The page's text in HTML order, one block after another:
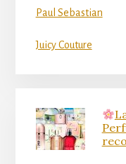
Paul Sebastian
Juicy Couture